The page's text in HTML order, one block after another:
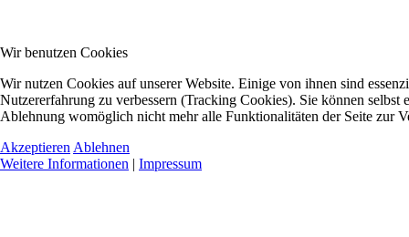
Wir benutzen Cookies
Wir nutzen Cookies auf unserer Website. Einige von ihnen sind
Nutzererfahrung zu verbessern (Tracking Cookies). Sie können selbst
Ablehnung womöglich nicht mehr alle Funktionalitäten der Seite zur
Akzeptieren Ablehnen
Weitere Informationen | Impressum